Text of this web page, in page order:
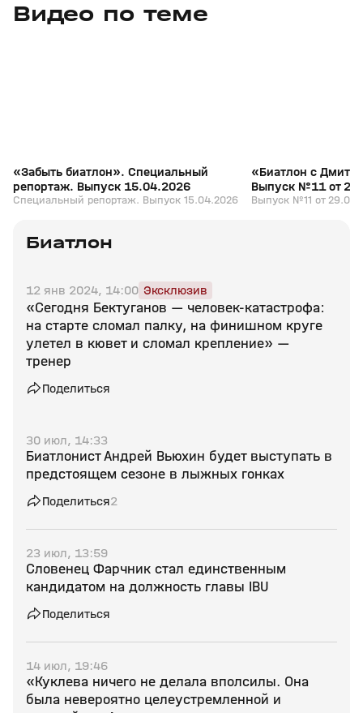
Видео по теме
15 апр, 13:09
«Забыть биатлон». Специальный
репортаж. Выпуск 15.04.2026
Специальный репортаж. Выпуск 15.04.2026
«Биатлон с
Выпуск №11 от
Выпуск №11 от
Биатлон
12 янв 2024, 14:00 Эксклюзив
«Сегодня Бектуганов — человек‑катастрофа:
на старте сломал палку, на финишном круге
улетел в кювет и сломал крепление» —
тренер
Поделиться
30 июл, 14:33
Биатлонист Андрей Вьюхин будет выступать в
предстоящем сезоне в лыжных гонках
Поделиться2
23 июл, 13:59
Словенец Фарчник стал единственным
кандидатом на должность главы IBU
Поделиться
14 июл, 19:46
«Куклева ничего не делала вполсилы. Она
была невероятно целеустремленной и